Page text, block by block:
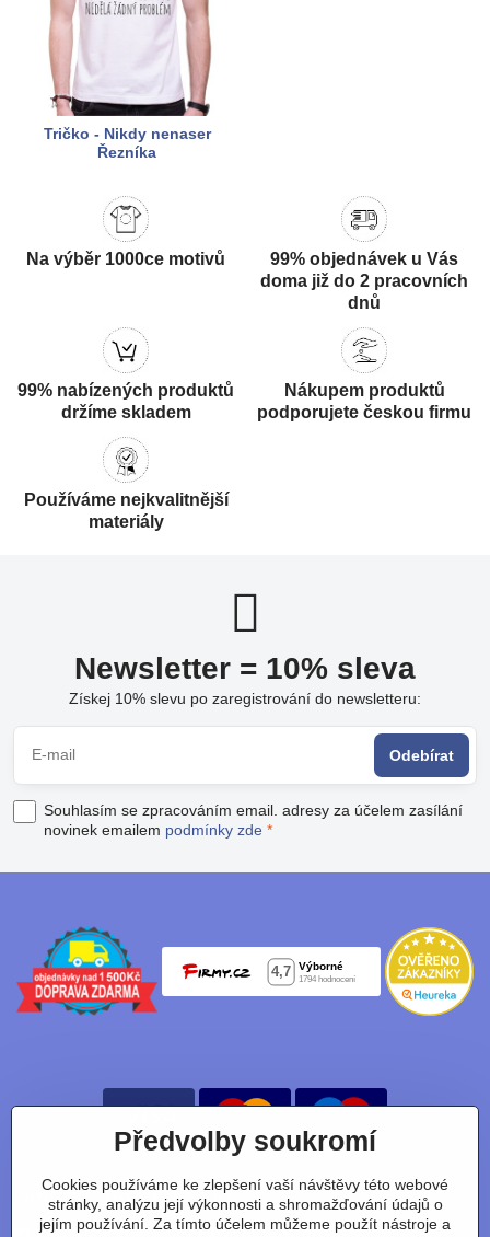
Tričko - Nikdy nenaser
Řezníka
Na výběr 1000ce motivů
99% objednávek u Vás
doma již do 2 pracovních
dnů
99% nabízených produktů
držíme skladem
Nákupem produktů
podporujete českou firmu
Používáme nejkvalitnější
materiály
Newsletter = 10% sleva
Získej 10% slevu po zaregistrování do newsletteru:
Odebírat
Souhlasím se zpracováním email. adresy za účelem zasílání
novinek emailem podmínky zde *
Nájdete nás taky na:
Předvolby soukromí
Cookies používáme ke zlepšení vaší návštěvy této webové
stránky, analýzu její výkonnosti a shromažďování údajů o
jejím používání. Za tímto účelem můžeme použít nástroje a